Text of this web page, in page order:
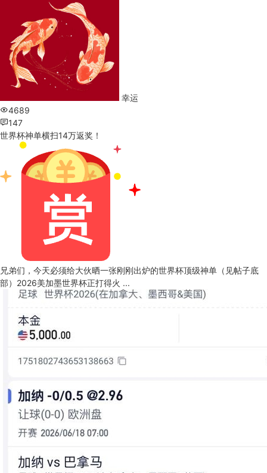
幸运
4689
147
世界杯神单横扫14万返奖！
兄弟们，今天必须给大伙晒一张刚刚出炉的世界杯顶级神单（见帖子底
部）2026美加墨世界杯正打得火 ...